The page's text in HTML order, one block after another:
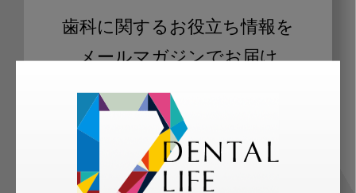
歯科に関するお役立ち情報を
メールマガジンでお届け
ご登録いただいた職種（歯科医師、歯
科衛生士、歯科技工士）に合わせた内